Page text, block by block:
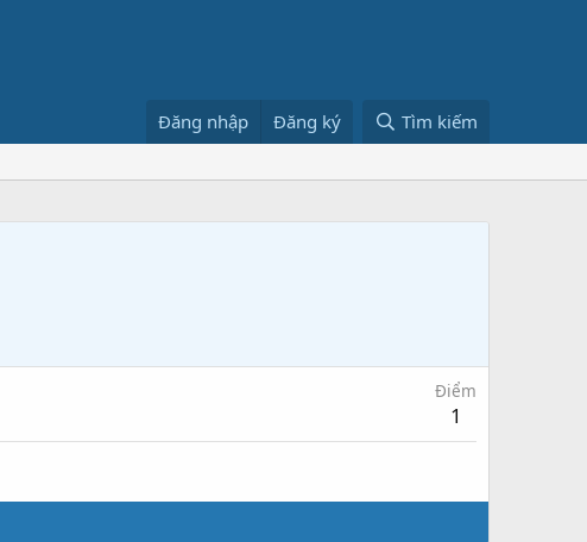
Đăng nhập Đăng ký Tìm kiếm
Điểm
1